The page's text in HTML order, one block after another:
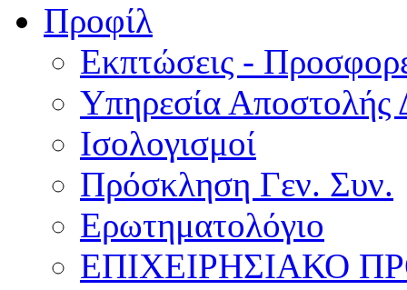
Προφίλ
Εκπτώσεις -
Υπηρεσία Αποστολής
Ισολογισμοί
Πρόσκληση Γεν. Συν.
Ερωτηματολόγιο
ΕΠΙΧΕΙΡΗΣΙΑΚΟ